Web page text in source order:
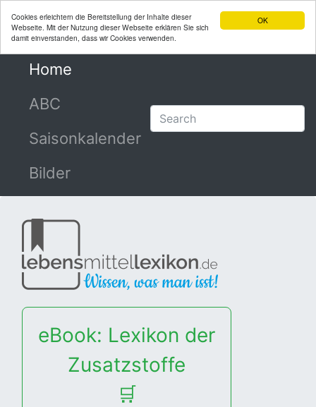
OK
Cookies erleichtern die Bereitstellung der Inhalte dieser
Webseite. Mit der Nutzung dieser Webseite erklären Sie sich
damit einverstanden, dass wir Cookies verwenden.
Home
ABC
Saisonkalender
Bilder
eBook: Lexikon der
Zusatzstoffe
🛒